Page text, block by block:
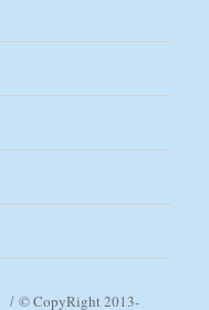
© CopyRight 2013-